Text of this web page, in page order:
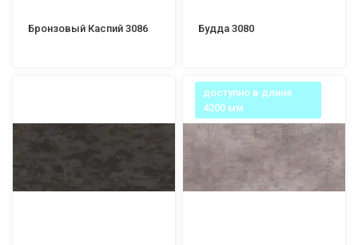
Бронзовый Каспий 3086 Будда 3080
доступно в длине
4200 мм